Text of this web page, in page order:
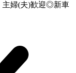
主婦(夫)歓迎◎新車